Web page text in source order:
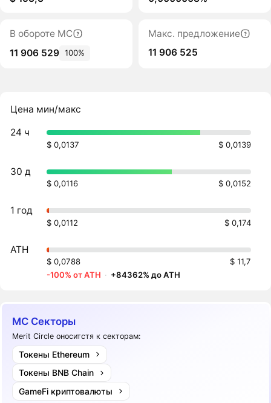
В обороте MC
11 906 529 100%
Макс. предложение
11 906 525
Цена мин/макс
24 ч
$ 0,0137 $ 0,0139
30 д
$ 0,0116 $ 0,0152
1 год
$ 0,0112 $ 0,174
ATH
$ 0,0788
$ 11,7
-100% от ATH · +84362% до ATH
MC Секторы
Merit Circle оноситстя к секторам:
Токены Ethereum
Токены BNB Chain
GameFi криптовалюты